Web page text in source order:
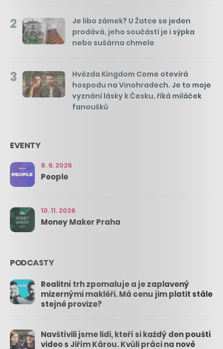
2
Je libo zámek? U Žatce se jeden
prodává, jeho součástí je i sýpka
nebo sušárna chmele
3
Hvězda Kingdom Come otevírá
hospodu na Vinohradech. Je to moje
vyznání lásky k Česku, říká miláček
fanoušků
EVENTY
8. 9. 2026
People
10. 11. 2026
Money Maker Praha
PODCASTY
Realitní trh zpomaluje a je zaplavený
mizernými makléři. Má cenu jim platit stále
stejné provize?
Navštívili jsme lidi, kteří si každý den pouští
video s Jiřím Károu. Kvůli práci na nové